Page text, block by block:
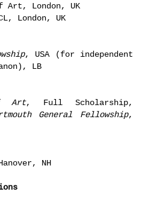
Art, London, UK
London, UK
, USA (for independent
LB
Art, Full Scholarship,
General Fellowship,
NH